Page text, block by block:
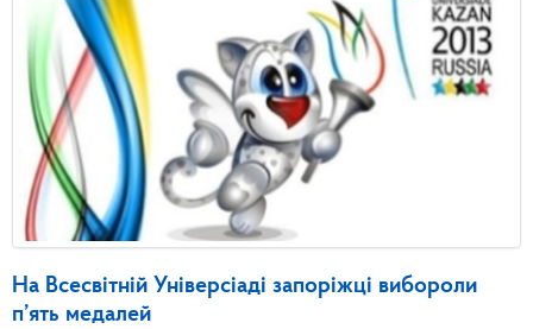
На Всесвітній Універсіаді запоріжці вибороли
п’ять медалей